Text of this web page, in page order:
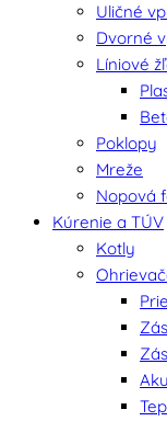
Uličné
Dvorné
Líniové
Poklopy
Mreže
Nopová
Kúrenie a TÚV
Kotly